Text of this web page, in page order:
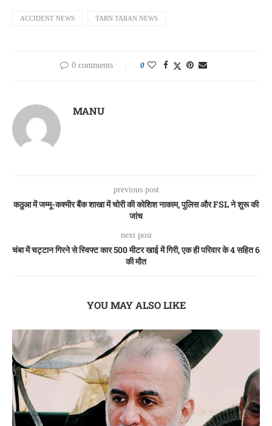
ACCIDENT NEWS TARN TARAN NEWS
0 comments 0
MANU
previous post
कठुआ में जम्मू-कश्मीर बैंक शाखा में चोरी की कोशिश नाकाम, पुलिस और FSL ने शुरू की
जांच
next post
चंबा में चट्टान गिरने से स्विफ्ट कार 500 मीटर खाई में गिरी, एक ही परिवार के 4 सहित 6
की मौत
YOU MAY ALSO LIKE